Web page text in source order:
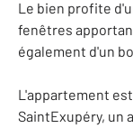
Le bien profite
fenêtres
également d'un
L'appartement
SaintExupéry, un